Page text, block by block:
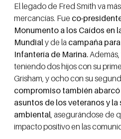
El legado de Fred Smith va
mercancías. Fue co-
Monumento a los Caídos en
Mundial y de la campaña
Infantería de Marina.
teniendo dos hijos con su
Grisham, y ocho con su
compromiso también
asuntos de los veteranos y
ambiental , asegurándose de
impacto positivo en las